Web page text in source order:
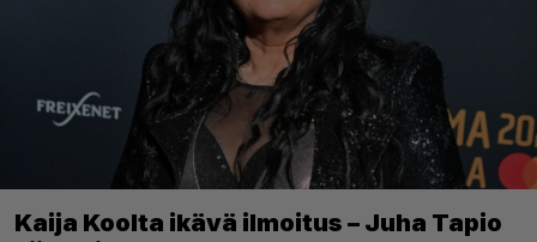
Kaija Koolta ikävä ilmoitus – Juha Tapio